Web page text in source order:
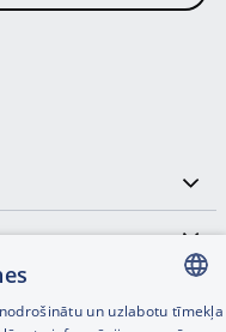
LATVIAN
un uzlabotu tīmekļa